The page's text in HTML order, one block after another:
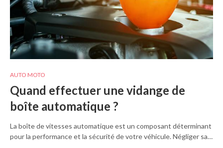
AUTO MOTO
Quand effectuer une vidange de
boîte automatique ?
La boîte de vitesses automatique est un composant déterminant
pour la performance et la sécurité de votre véhicule. Négliger sa…